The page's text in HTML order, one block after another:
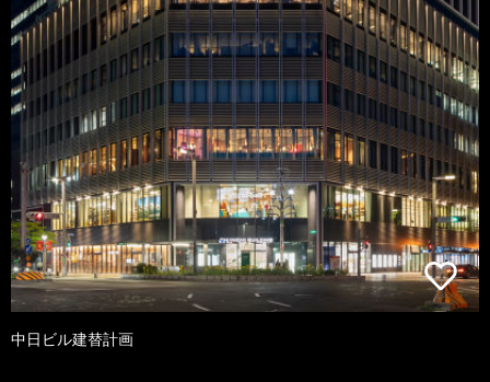
中日ビル建替計画